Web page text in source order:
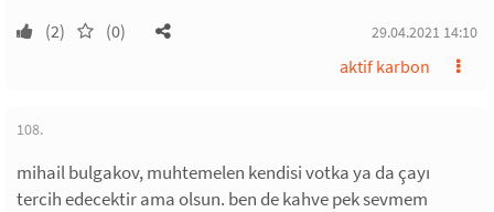
(2) (0) 29.04.2021 14:10
aktif karbon
108.
mihail bulgakov, muhtemelen kendisi votka ya da çayı
tercih edecektir ama olsun. ben de kahve pek sevmem